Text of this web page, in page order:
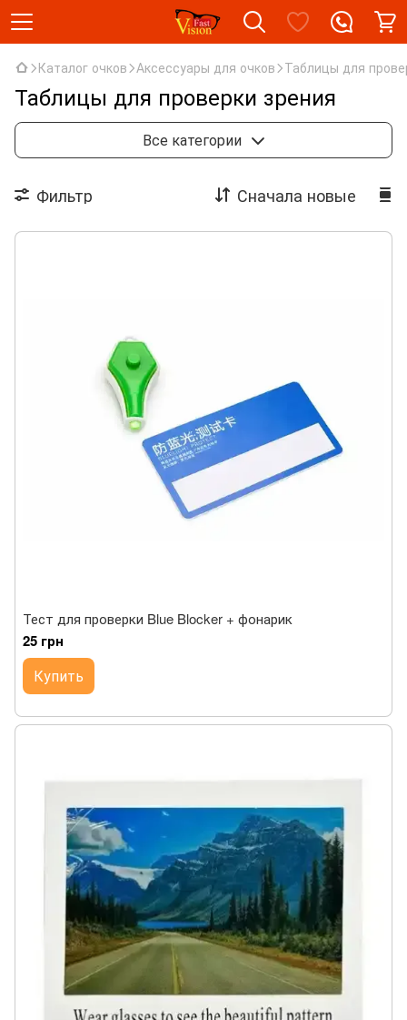
Каталог очков Аксессуары для очков Таблицы для
Таблицы для проверки зрения
Протирки, Салфетки, Пакеты
Все категории
Фильтр Сначала новые
Тест для проверки Blue Blocker + фонарик
25 грн
Купить